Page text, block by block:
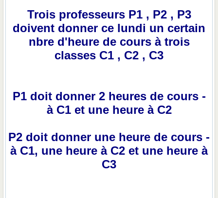
Trois professeurs P1 , P2 , P3
doivent donner ce lundi un certain
nbre d'heure de cours à trois
classes C1 , C2 , C3
- P1 doit donner 2 heures de cours
à C1 et une heure à C2
- P2
doit donner une heure de cours
à C1, une heure à C2 et une heure à
C3